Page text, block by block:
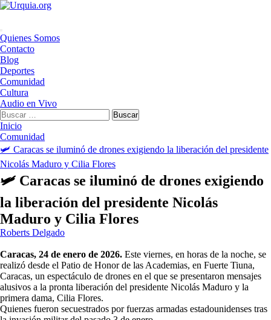
Saltar
Menú
principal
Quienes Somos
Contacto
Blog
Deportes
Comunidad
Cultura
Audio en Vivo
Buscar:
Inicio
Comunidad
🛩️ Caracas se iluminó de drones exigiendo la liberación del presidente
Nicolás Maduro y Cilia Flores
🛩️ Caracas se iluminó de drones exigiendo
la liberación del presidente Nicolás
Maduro y Cilia Flores
Roberts Delgado
Caracas, 24 de enero de 2026. Este viernes, en horas de la noche, se
realizó desde el Patio de Honor de las Academias, en Fuerte Tiuna,
Caracas, un espectáculo de drones en el que se presentaron mensajes
alusivos a la pronta liberación del presidente Nicolás Maduro y la
primera dama, Cilia Flores.
Quienes fueron secuestrados por fuerzas armadas estadounidenses tras